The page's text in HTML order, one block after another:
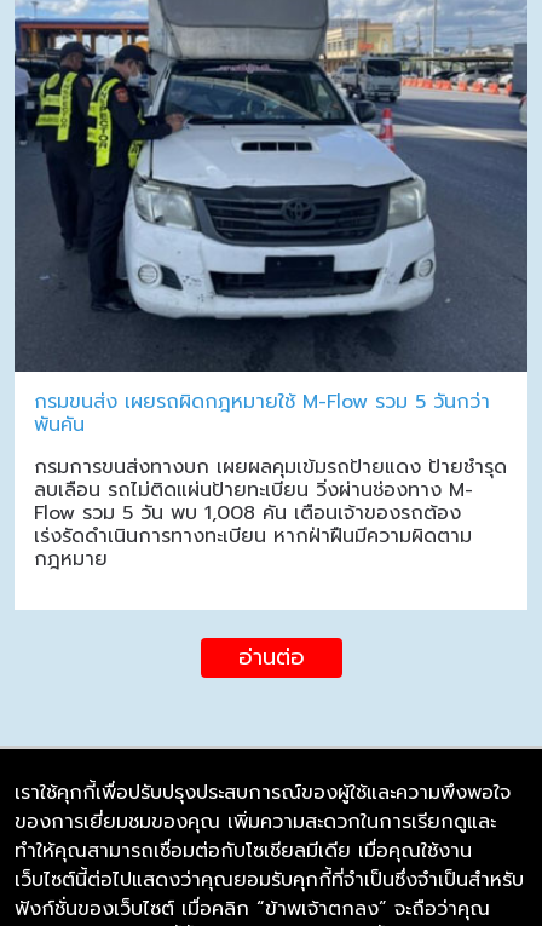
กรมขนส่ง เผยรถผิดกฎหมายใช้ M-Flow รวม 5 วันกว่า
พันคัน
กรมการขนส่งทางบก เผยผลคุมเข้มรถป้ายแดง ป้ายชำรุด
ลบเลือน รถไม่ติดแผ่นป้ายทะเบียน วิ่งผ่านช่องทาง M-
Flow รวม 5 วัน พบ 1,008 คัน เตือนเจ้าของรถต้อง
เร่งรัดดำเนินการทางทะเบียน หากฝ่าฝืนมีความผิดตาม
กฎหมาย
อ่านต่อ
บริษัท ซิมลิงค์ จำกัด
98/226 Bangrakyai-Baanmai Road,
Bangyai, Nonthaburi 11140
เราใช้คุกกี้เพื่อปรับปรุงประสบการณ์ของผู้ใช้และความพึงพอใจ
ของการเยี่ยมชมของคุณ เพิ่มความสะดวกในการเรียกดูและ
ทำให้คุณสามารถเชื่อมต่อกับโซเชียลมีเดีย เมื่อคุณใช้งาน
เว็บไซต์นี้ต่อไปแสดงว่าคุณยอมรับคุกกี้ที่จำเป็นซึ่งจำเป็นสำหรับ
ฟังก์ชั่นของเว็บไซต์ เมื่อคลิก “ข้าพเจ้าตกลง” จะถือว่าคุณ